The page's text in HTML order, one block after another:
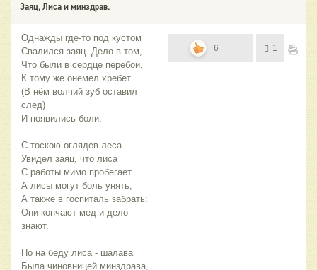
Заяц, Лиса и минздрав.
Однажды где-то под кустом
Свалился заяц. Дело в том,
Что были в сердце перебои,
К тому же онемел хребет
(В нём волчий зуб оставил
след)
И появились боли.
С тоскою оглядев леса
Увидел заяц, что лиса
С работы мимо пробегает.
А лисы могут боль унять,
А также в госпиталь забрать:
Они кончают мед и дело
знают.
Но на беду лиса - шалава
Была чиновницей минздрава,
6 1